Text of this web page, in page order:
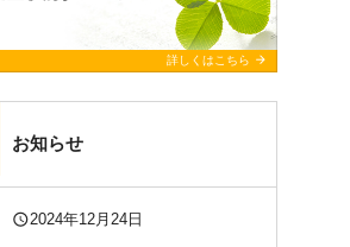
詳しくはこちら arrow_forward
お知らせ
query_builder2024年12月24日